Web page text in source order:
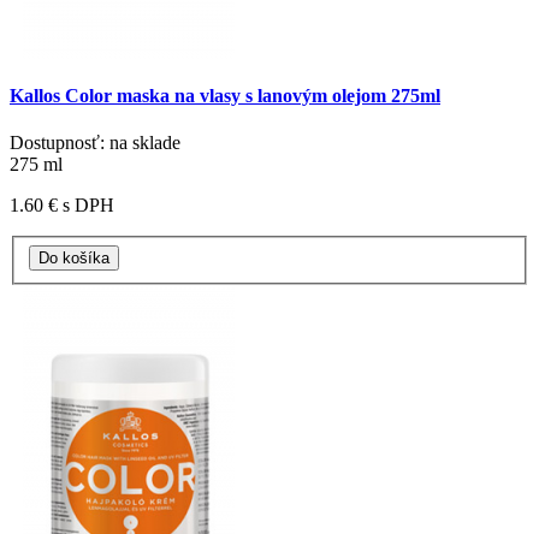
Kallos Color maska na vlasy s lanovým olejom 275ml
Dostupnosť: na sklade
275 ml
1.60 € s DPH